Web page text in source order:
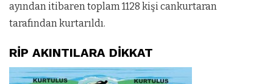
ayından itibaren toplam 1128 kişi cankurtaran
tarafından kurtarıldı.
RİP AKINTILARA DİKKAT